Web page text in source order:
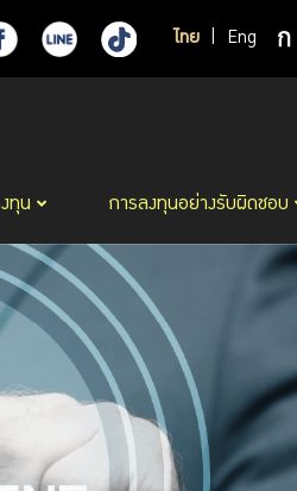
ไทย Eng
งทุน การลงทุนอย่างรับผิดชอบ